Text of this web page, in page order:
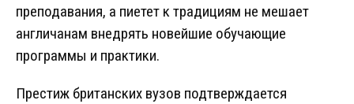
преподавания, а пиетет к традициям не мешает
англичанам внедрять новейшие обучающие
программы и практики.
Престиж британских вузов подтверждается